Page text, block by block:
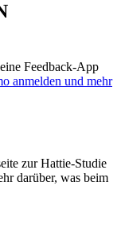
Feedback-App
anmelden und mehr
zur Hattie-Studie
darüber, was beim